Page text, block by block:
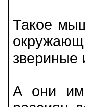
Такое
звериные
А они